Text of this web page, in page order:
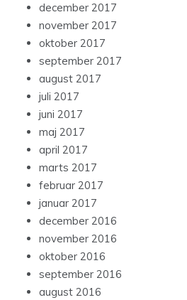
december 2017
november 2017
oktober 2017
september 2017
august 2017
juli 2017
juni 2017
maj 2017
april 2017
marts 2017
februar 2017
januar 2017
december 2016
november 2016
oktober 2016
september 2016
august 2016